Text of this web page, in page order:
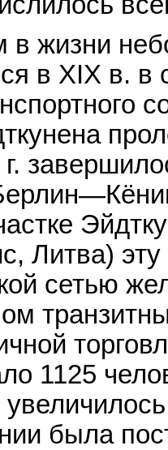
в жизни
в XIX в. в
Литва)
сетью
1125
была